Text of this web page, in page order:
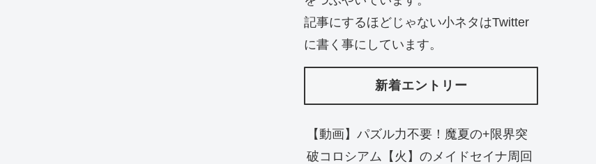
記事にするほどじゃない小ネタはTwitter
に書く事にしています。
新着エントリー
【動画】パズル力不要！魔夏の+限界突
破コロシアム【火】のメイドセイナ周回